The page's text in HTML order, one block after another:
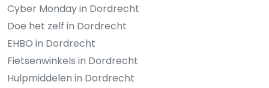
Cyber Monday in Dordrecht
Doe het zelf in Dordrecht
EHBO in Dordrecht
Fietsenwinkels in Dordrecht
Hulpmiddelen in Dordrecht